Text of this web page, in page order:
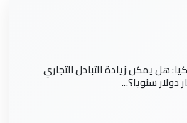
هل يمكن زيادة التبادل التجاري